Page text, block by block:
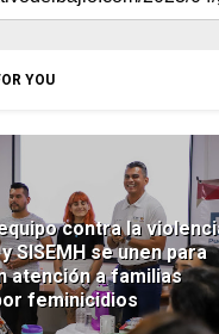
YOU
contra la
SISEMH se unen para
atención a familias
feminicidios